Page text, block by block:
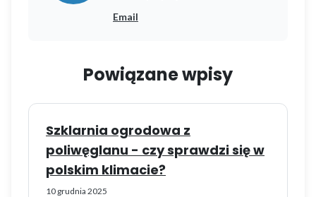
Email
Powiązane wpisy
Szklarnia ogrodowa z
poliwęglanu - czy sprawdzi się w
polskim klimacie?
10 grudnia 2025